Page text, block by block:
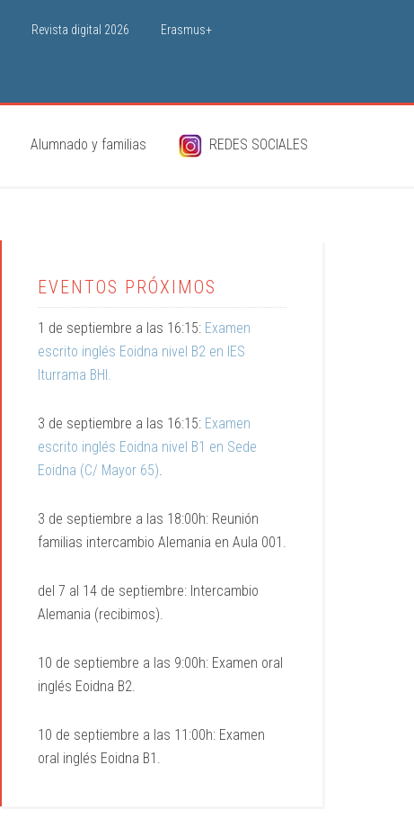
Revista digital 2026 Erasmus+
Alumnado y familias REDES SOCIALES
EVENTOS PRÓXIMOS
1 de septiembre a las 16:15: Examen
escrito inglés Eoidna nivel B2 en IES
Iturrama BHI.
3 de septiembre a las 16:15: Examen
escrito inglés Eoidna nivel B1 en Sede
Eoidna (C/ Mayor 65).
3 de septiembre a las 18:00h: Reunión
familias intercambio Alemania en Aula 001.
del 7 al 14 de septiembre: Intercambio
Alemania (recibimos).
10 de septiembre a las 9:00h: Examen oral
inglés Eoidna B2.
10 de septiembre a las 11:00h: Examen
oral inglés Eoidna B1.